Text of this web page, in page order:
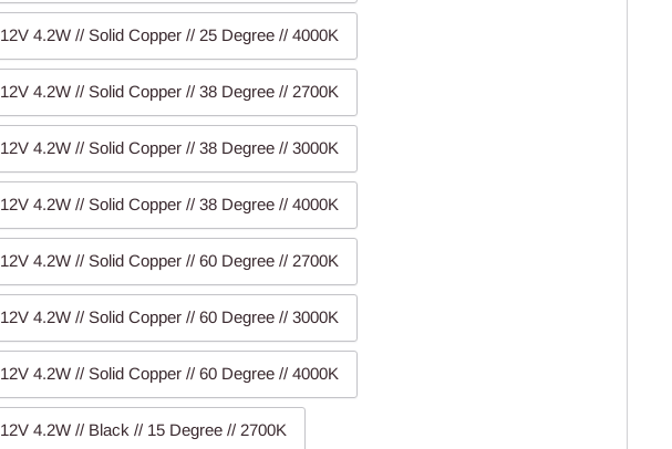
12V 4.2W // Solid Copper // 25 Degree // 4000K
12V 4.2W // Solid Copper // 38 Degree // 2700K
12V 4.2W // Solid Copper // 38 Degree // 3000K
12V 4.2W // Solid Copper // 38 Degree // 4000K
12V 4.2W // Solid Copper // 60 Degree // 2700K
12V 4.2W // Solid Copper // 60 Degree // 3000K
12V 4.2W // Solid Copper // 60 Degree // 4000K
12V 4.2W // Black // 15 Degree // 2700K